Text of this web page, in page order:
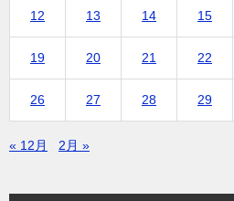
12 13 14 15
19 20 21 22
26 27 28 29
« 12月 2月 »